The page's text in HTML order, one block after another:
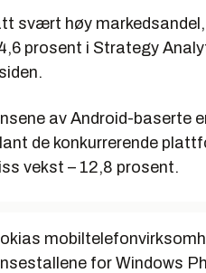
svært høy
prosent i Strategy
av Android-baserte
de konkurrerende
vekst – 12,8 prosent.
for Windows